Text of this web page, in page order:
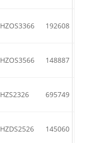
HZOS3366 192608
HZOS3566 148887
HZS2326 695749
HZDS2526 145060